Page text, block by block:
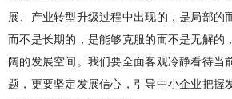
展、产业转型升级过程中出现的，是局部的
而不是长期的，是能够克服的而不是无解的
阔的发展空间。我们要全面客观冷静看待当
题，更要坚定发展信心，引导中小企业把握